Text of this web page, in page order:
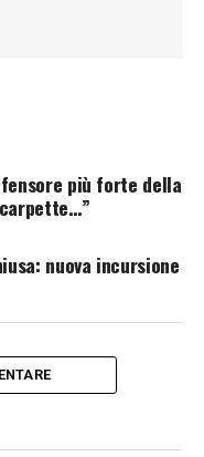
più forte della
nuova incursione